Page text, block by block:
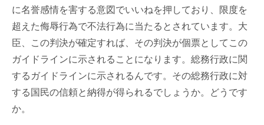
に名誉感情を害する意図でいいねを押しており、限度を
超えた侮辱行為で不法行為に当たるとされています。大
臣、この判決が確定すれば、その判決が個票としてこの
ガイドラインに示されることになります。総務行政に関
するガイドラインに示されるんです。その総務行政に対
する国民の信頼と納得が得られるでしょうか。どうです
か。